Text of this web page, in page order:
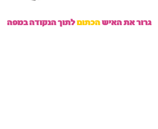
גרור את האישהכתוםלתוך הנקודה במפה